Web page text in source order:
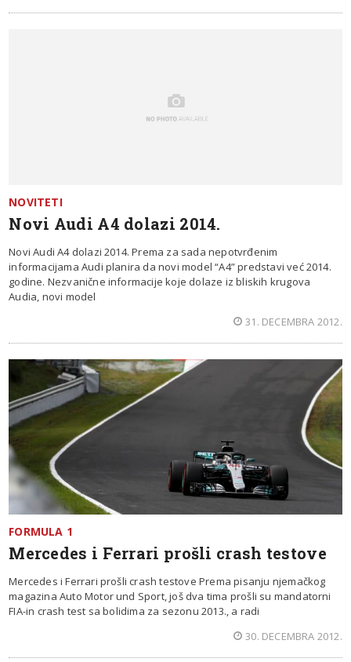
NOVITETI
Novi Audi A4 dolazi 2014.
Novi Audi A4 dolazi 2014. Prema za sada nepotvrđenim
informacijama Audi planira da novi model “A4” predstavi već 2014.
godine. Nezvanične informacije koje dolaze iz bliskih krugova
Audia, novi model
31. DECEMBRA 2012.
FORMULA 1
Mercedes i Ferrari prošli crash testove
Mercedes i Ferrari prošli crash testove Prema pisanju njemačkog
magazina Auto Motor und Sport, još dva tima prošli su mandatorni
FIA-in crash test sa bolidima za sezonu 2013., a radi
30. DECEMBRA 2012.